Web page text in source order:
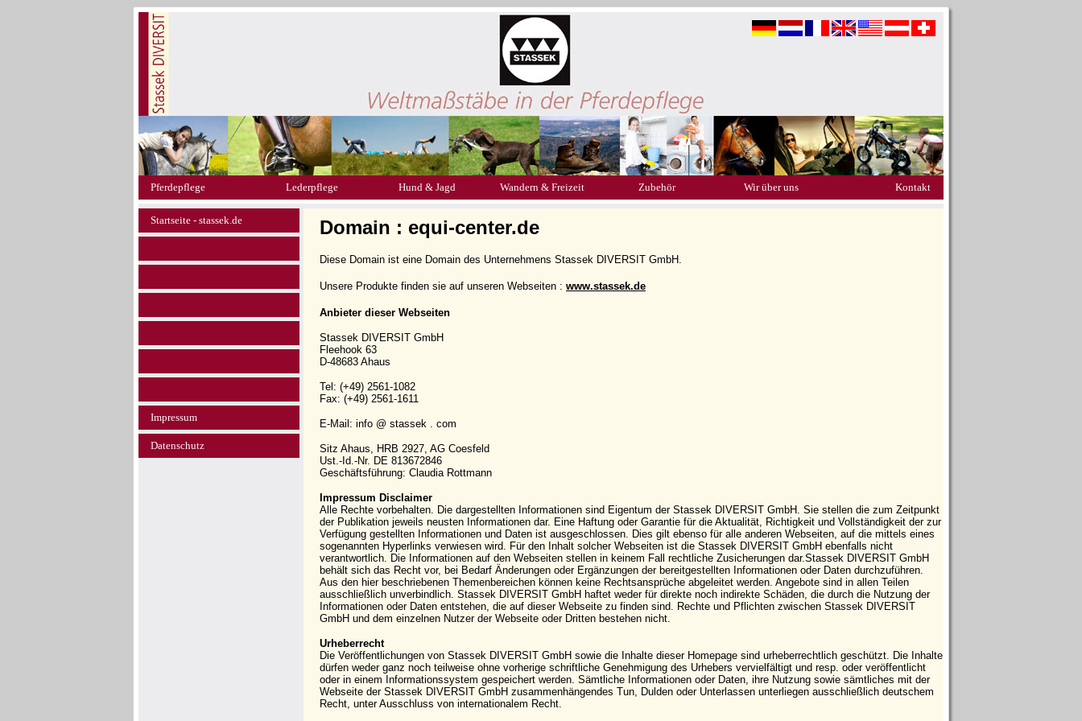
Pferdepflege Lederpflege Hund & Jagd Wandern & Freizeit Zubehör Wir über uns Kontakt
Startseite - stassek.de
Impressum
Datenschutz
Domain : equi-center.de
Diese Domain ist eine Domain des Unternehmens Stassek DIVERSIT GmbH.
Unsere Produkte finden sie auf unseren Webseiten : www.stassek.de
Anbieter dieser Webseiten
Stassek DIVERSIT GmbH
Fleehook 63
D-48683 Ahaus
Tel: (+49) 2561-1082
Fax: (+49) 2561-1611
E-Mail: info @ stassek . com
Sitz Ahaus, HRB 2927, AG Coesfeld
Ust.-Id.-Nr. DE 813672846
Geschäftsführung: Claudia Rottmann
Impressum Disclaimer
Alle Rechte vorbehalten. Die dargestellten Informationen sind Eigentum der Stassek DIVERSIT GmbH. Sie stellen die zum Zeitpunkt
der Publikation jeweils neusten Informationen dar. Eine Haftung oder Garantie für die Aktualität, Richtigkeit und Vollständigkeit der zur
Verfügung gestellten Informationen und Daten ist ausgeschlossen. Dies gilt ebenso für alle anderen Webseiten, auf die mittels eines
sogenannten Hyperlinks verwiesen wird. Für den Inhalt solcher Webseiten ist die Stassek DIVERSIT GmbH ebenfalls nicht
verantwortlich. Die Informationen auf den Webseiten stellen in keinem Fall rechtliche Zusicherungen dar.Stassek DIVERSIT GmbH
behält sich das Recht vor, bei Bedarf Änderungen oder Ergänzungen der bereitgestellten Informationen oder Daten durchzuführen.
Aus den hier beschriebenen Themenbereichen können keine Rechtsansprüche abgeleitet werden. Angebote sind in allen Teilen
ausschließlich unverbindlich. Stassek DIVERSIT GmbH haftet weder für direkte noch indirekte Schäden, die durch die Nutzung der
Informationen oder Daten entstehen, die auf dieser Webseite zu finden sind. Rechte und Pflichten zwischen Stassek DIVERSIT
GmbH und dem einzelnen Nutzer der Webseite oder Dritten bestehen nicht.
Urheberrecht
Die Veröffentlichungen von Stassek DIVERSIT GmbH sowie die Inhalte dieser Homepage sind urheberrechtlich geschützt. Die Inhalte
dürfen weder ganz noch teilweise ohne vorherige schriftliche Genehmigung des Urhebers vervielfältigt und resp. oder veröffentlicht
oder in einem Informationssystem gespeichert werden. Sämtliche Informationen oder Daten, ihre Nutzung sowie sämtliches mit der
Webseite der Stassek DIVERSIT GmbH zusammenhängendes Tun, Dulden oder Unterlassen unterliegen ausschließlich deutschem
Recht, unter Ausschluss von internationalem Recht.